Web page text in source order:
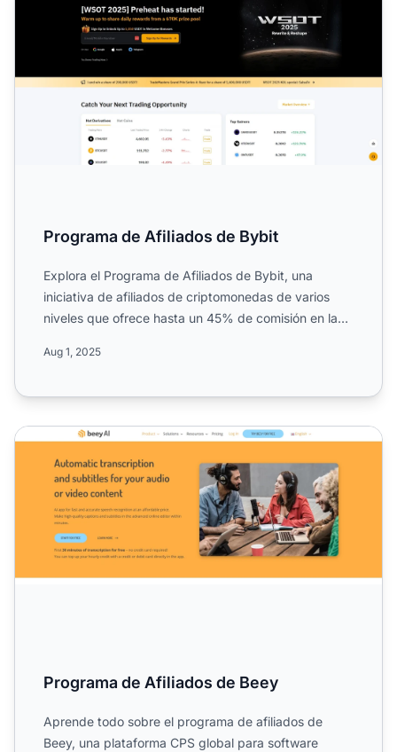
Programa de Afiliados de Bybit
Explora el Programa de Afiliados de Bybit, una
iniciativa de afiliados de criptomonedas de varios
niveles que ofrece hasta un 45% de comisión en las
Aug 1, 2025
Programa de Afiliados de Beey
Programa de Afiliados de Beey
Aprende todo sobre el programa de afiliados de
Beey, una plataforma CPS global para software